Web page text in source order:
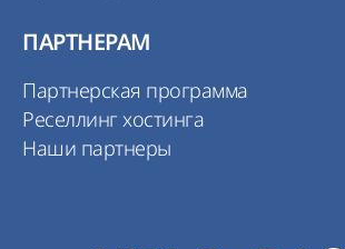
ПАРТНЕРАМ
Партнерская программа
Реселлинг хостинга
Наши партнеры